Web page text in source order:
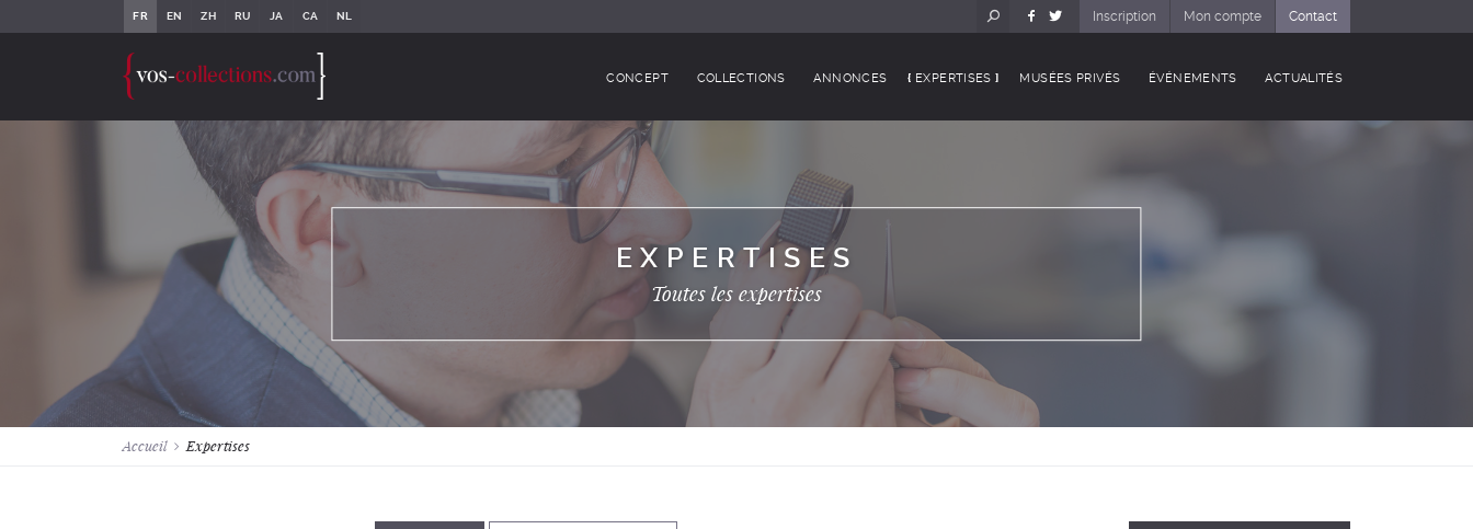
EN ZH RU JA CA NL Inscription Mon compte Contact
CONCEPT COLLECTIONS ANNONCES EXPERTISES MUSÉES PRIVÉS ÉVÉNEMENTS ACTUALITÉS
EXPERTISES
Toutes les expertises
Accueil Expertises